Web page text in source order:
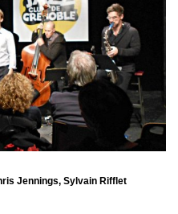
Jennings, Sylvain Rifflet